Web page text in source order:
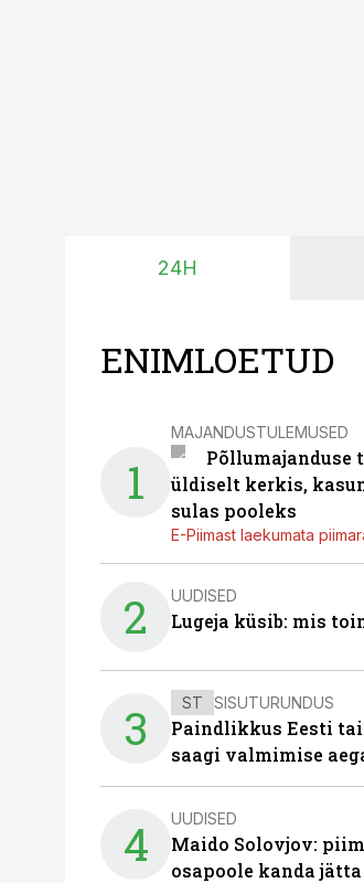
24H
ENIMLOETUD
1
MAJANDUSTULEMUSED
Põllumajanduse
üldiselt kerkis,
sulas pooleks
E-Piimast laekumata
2 UUDISED
Lugeja küsib: mis
3 ST SISUTURUNDUS
Paindlikkus Eesti
saagi valmimise
4 UUDISED
Maido Solovjov:
osapoole kanda jätta